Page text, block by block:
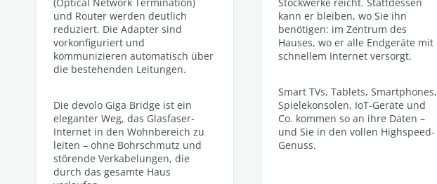
und Router werden deutlich
reduziert. Die Adapter sind
vorkonfiguriert und
kommunizieren automatisch über
die bestehenden Leitungen.
Die devolo Giga Bridge ist ein
eleganter Weg, das Glasfaser-
Internet in den Wohnbereich zu
leiten – ohne Bohrschmutz und
störende Verkabelungen, die
durch das gesamte Haus
kann er bleiben, wo Sie ihn
benötigen: im Zentrum des
Hauses, wo er alle Endgeräte mit
schnellem Internet versorgt.
Smart TVs, Tablets, Smartphones,
Spielekonsolen, IoT-Geräte und
Co. kommen so an ihre Daten –
und Sie in den vollen Highspeed-
Genuss.